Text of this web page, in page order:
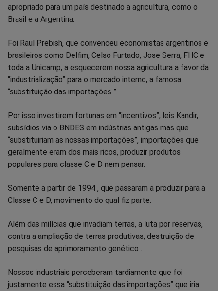
apropriado para um país destinado a agricultura, como o
Brasil e a Argentina.
Foi Raul Prebish, que convenceu economistas argentinos e
brasileiros como Delfim, Celso Furtado, Jose Serra, FHC e
toda a Unicamp, a esquecerem nossa agricultura a favor da
“industrialização” para o mercado interno, a famosa
“substituição das importações ”.
Por isso investirem fortunas em “incentivos”, leis Kandir,
subsídios via o BNDES em indústrias antigas mas que
“substituiriam as nossas importações”, importações que
geralmente eram dos mais ricos, produzir produtos
populares para classe C e D nem pensar.
Somente a partir de 1994 , que passaram a produzir para a
Classe C e D, movimento do qual fiz parte.
Além das milícias que invadiam terras, a luta por reservas,
contra a ampliação de terras produtivas, destruição de
pesquisas de aprimoramento genético .
Nossos industriais perceberam tardiamente que foi
justamente essa “substituição das importações” que iria